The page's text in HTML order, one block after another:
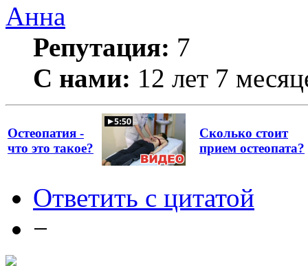
Анна
Репутация: 7
С нами: 12 лет 7
Остеопатия -
что это такое?
Сколько стоит
прием остеопата?
Ответить с цитатой
−